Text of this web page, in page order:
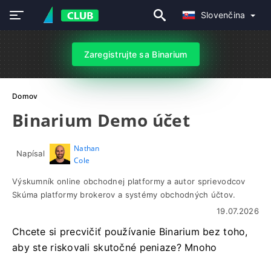
Slovenčina
Zaregistrujte sa Binarium
Domov
Binarium Demo účet
Napísal
Nathan
Cole
Výskumník online obchodnej platformy a autor sprievodcov
Skúma platformy brokerov a systémy obchodných účtov.
19.07.2026
Chcete si precvičiť používanie Binarium bez toho,
aby ste riskovali skutočné peniaze? Mnoho